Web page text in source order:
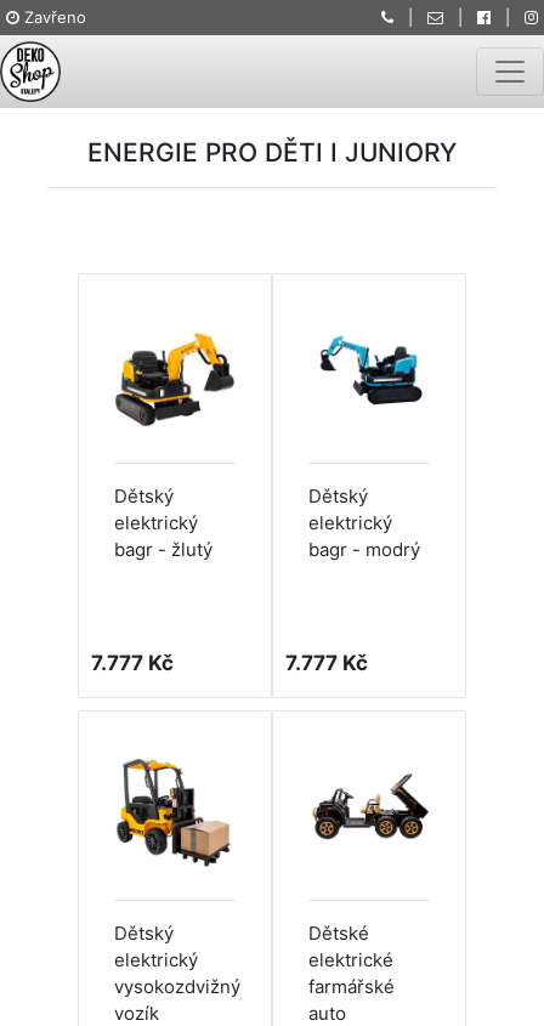
Zavřeno
ENERGIE PRO DĚTI I JUNIORY
Dětský
elektrický
bagr - žlutý
7.777 Kč
Dětský
elektrický
bagr - modrý
7.777 Kč
Dětský
elektrický
vysokozdvižný
vozík
Dětské
elektrické
farmářské
auto